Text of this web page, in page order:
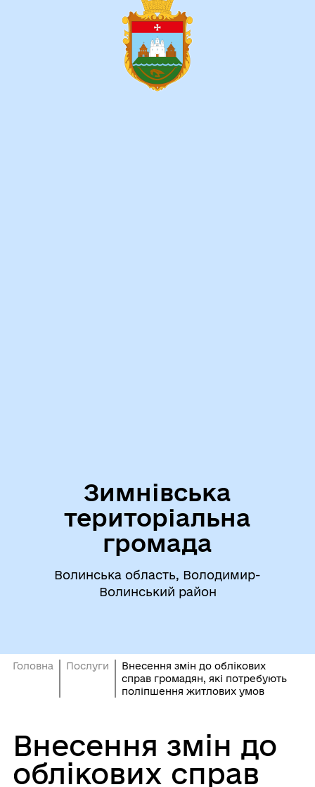
Зимнівська
територіальна
громада
Волинська область, Володимир-
Волинський район
Головна Послуги
Внесення змін до облікових
справ громадян, які потребують
поліпшення житлових умов
Внесення змін до
облікових справ